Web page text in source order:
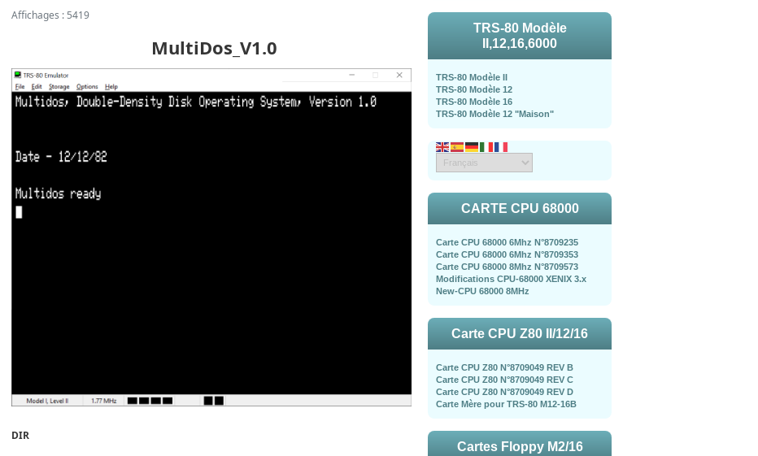
Affichages : 5419
MultiDos_V1.0
DIR
TRS-80 Modèle
II,12,16,6000
TRS-80 Modèle II
TRS-80 Modèle 12
TRS-80 Modèle 16
TRS-80 Modèle 12 "Maison"
CARTE CPU 68000
Carte CPU 68000 6Mhz N°8709235
Carte CPU 68000 6Mhz N°8709353
Carte CPU 68000 8Mhz N°8709573
Modifications CPU-68000 XENIX 3.x
New-CPU 68000 8MHz
Carte CPU Z80 II/12/16
Carte CPU Z80 N°8709049 REV B
Carte CPU Z80 N°8709049 REV C
Carte CPU Z80 N°8709049 REV D
Carte Mère pour TRS-80 M12-16B
Cartes Floppy M2/16